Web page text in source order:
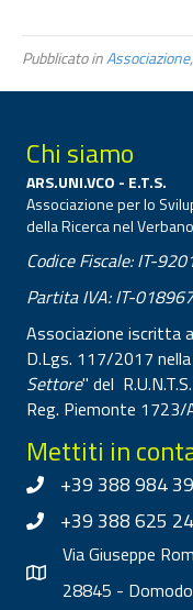
Pubblicato inAssociazione,
Chi siamo
ARS.UNI.VCO - E.T.S.
Associazione per lo
della Ricerca nel
Codice Fiscale: IT-
Partita IVA: IT-
Associazione iscritta
D.Lgs. 117/2017
Settore" del
Reg. Piemonte
Mettiti in
+39 388 984
+39 388 625
Via Giuseppe
28845 -